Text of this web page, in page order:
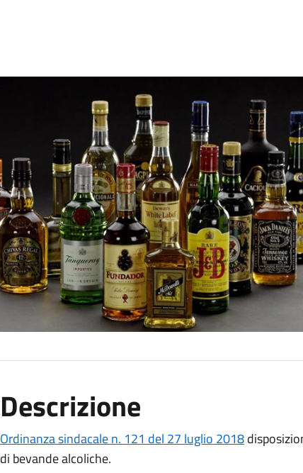
Descrizione
Ordinanza sindacale n. 121 del 27 luglio 2018
di bevande alcoliche.